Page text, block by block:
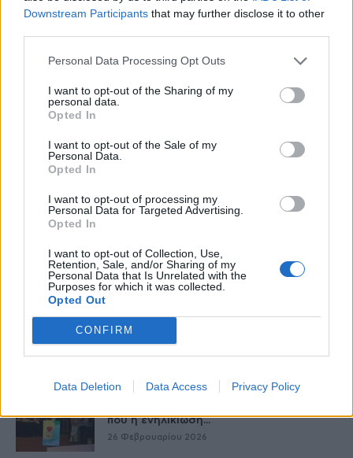
Downstream Participants that may further disclose it to other
Personal Data Processing Opt Outs
I want to opt-out of the Sharing of my
personal data.
Opted In
I want to opt-out of the Sale of my
Personal Data.
Opted In
I want to opt-out of processing my
Personal Data for Targeted Advertising.
Opted In
I want to opt-out of Collection, Use,
Retention, Sale, and/or Sharing of my
Personal Data that Is Unrelated with the
Purposes for which it was collected.
Opted Out
CONFIRM
Data Deletion Data Access Privacy Policy
Δείτε Ακόμη
Πάνω από 100 μωρά έχουν γεννηθεί
27 Φεβρουαρίου 2026
Πανελληνίου Συλλόγου Κυστικής...
27 Φεβρουαρίου 2026
Νέα βήματα για τα Σπάνια Νοσήματα
στην Ελλάδα το 2026
27 Φεβρουαρίου 2026
Η ζωή να κάβει την ανάσα και όχι ο
καρκίνος του...
που η ενηλικίωση...
26 Φεβρουαρίου 2026